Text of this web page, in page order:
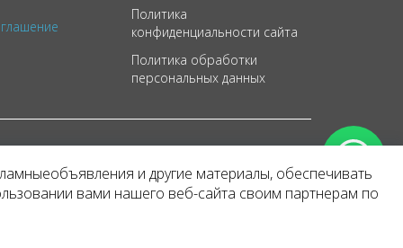
Политика
конфиденциальности сайта
Политика обработки
персональных данных
и другие материалы, обеспечивать
вами нашего веб-сайта своим партнерам по